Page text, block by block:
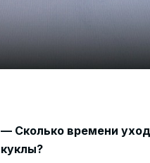
— Сколько времени
куклы?